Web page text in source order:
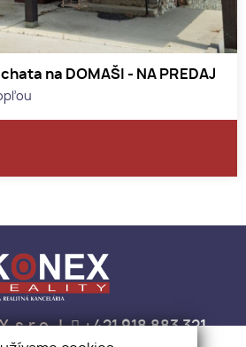
na DOMAŠI - NA PREDAJ
s.r.o.
+421 918 883 321